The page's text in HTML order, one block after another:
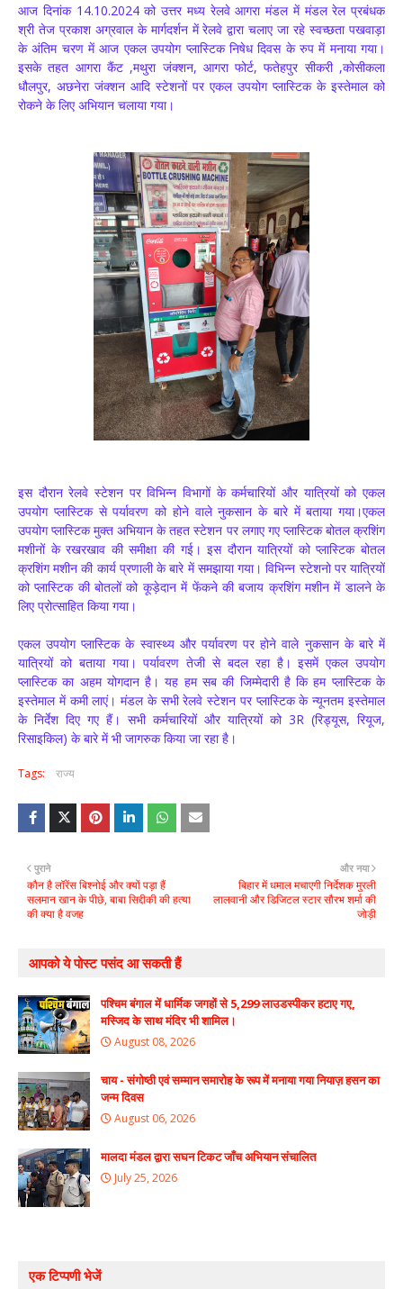
आज दिनांक 14.10.2024 को उत्तर मध्य रेलवे आगरा मंडल में मंडल रेल प्रबंधक
श्री तेज प्रकाश अग्रवाल के मार्गदर्शन में रेलवे द्वारा चलाए जा रहे स्वच्छता पखवाड़ा
के अंतिम चरण में आज एकल उपयोग प्लास्टिक निषेध दिवस के रुप में मनाया गया।
इसके तहत आगरा कैंट ,मथुरा जंक्शन, आगरा फोर्ट, फतेहपुर सीकरी ,कोसीकला
धौलपुर, अछनेरा जंक्शन आदि स्टेशनों पर एकल उपयोग प्लास्टिक के इस्तेमाल को
रोकने के लिए अभियान चलाया गया।
इस दौरान रेलवे स्टेशन पर विभिन्न विभागों के कर्मचारियों और यात्रियों को एकल
उपयोग प्लास्टिक से पर्यावरण को होने वाले नुकसान के बारे में बताया गया।एकल
उपयोग प्लास्टिक मुक्त अभियान के तहत स्टेशन पर लगाए गए प्लास्टिक बोतल क्रशिंग
मशीनों के रखरखाव की समीक्षा की गई। इस दौरान यात्रियों को प्लास्टिक बोतल
क्रशिंग मशीन की कार्य प्रणाली के बारे में समझाया गया। विभिन्न स्टेशनो पर यात्रियों
को प्लास्टिक की बोतलों को कूड़ेदान में फेंकने की बजाय क्रशिंग मशीन में डालने के
लिए प्रोत्साहित किया गया।
एकल उपयोग प्लास्टिक के स्वास्थ्य और पर्यावरण पर होने वाले नुकसान के बारे में
यात्रियों को बताया गया। पर्यावरण तेजी से बदल रहा है। इसमें एकल उपयोग
प्लास्टिक का अहम योगदान है। यह हम सब की जिम्मेदारी है कि हम प्लास्टिक के
इस्तेमाल में कमी लाएं। मंडल के सभी रेलवे स्टेशन पर प्लास्टिक के न्यूनतम इस्तेमाल
के निर्देश दिए गए हैं। सभी कर्मचारियों और यात्रियों को 3R (रिड्यूस, रियूज,
रिसाइकिल) के बारे में भी जागरुक किया जा रहा है।
Tags: राज्य
और नया
बिहार में धमाल मचाएगी निर्देशक मुरली
लालवानी और डिजिटल स्टार सौरभ शर्मा की
जोड़ी
पुराने
कौन है लॉरेंस बिश्नोई और क्यों पड़ा हैं
सलमान खान के पीछे, बाबा सिद्दीकी की हत्या
की क्या है वजह
आपको ये पोस्ट पसंद आ सकती हैं
पश्चिम बंगाल में धार्मिक जगहों से 5,299 लाउडस्पीकर हटाए गए,
मस्जिद के साथ मंदिर भी शामिल।
August 08, 2026
चाय - संगोष्ठी एवं सम्मान समारोह के रूप में मनाया गया नियाज़ हसन का
जन्म दिवस
August 06, 2026
मालदा मंडल द्वारा सघन टिकट जाँच अभियान संचालित
July 25, 2026
एक टिप्पणी भेजें